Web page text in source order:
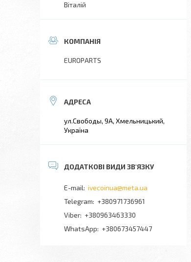
Віталій
EUROPARTS
ул.Свободы, 9А, Хмельницький,
Україна
ivecoinua@meta.ua
+380971736961
+380963463330
+380673457447